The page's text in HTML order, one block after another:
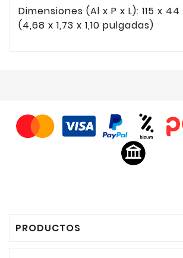
Dimensiones (Al x P x L): 115 x
(4,68 x 1,73 x 1,10 pulgadas)
PRODUCTOS